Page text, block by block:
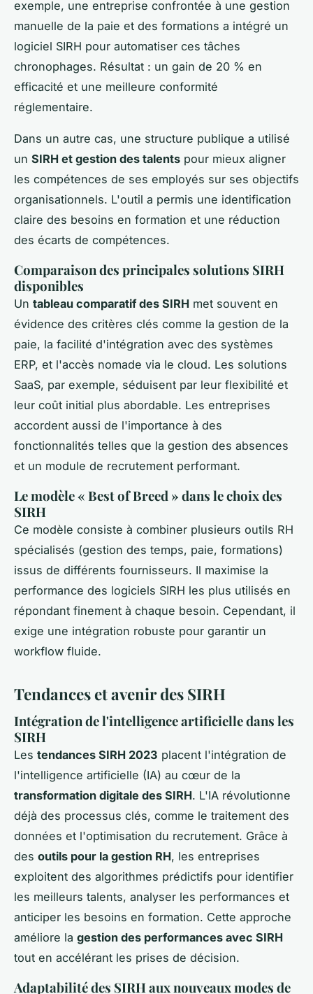
exemple, une entreprise confrontée à une gestion
manuelle de la paie et des formations a intégré un
logiciel SIRH pour automatiser ces tâches
chronophages. Résultat : un gain de 20 % en
efficacité et une meilleure conformité
réglementaire.
Dans un autre cas, une structure publique a utilisé
un SIRH et gestion des talents pour mieux aligner
les compétences de ses employés sur ses objectifs
organisationnels. L'outil a permis une identification
claire des besoins en formation et une réduction
des écarts de compétences.
Comparaison des principales solutions SIRH
disponibles
Un tableau comparatif des SIRH met souvent en
évidence des critères clés comme la gestion de la
paie, la facilité d'intégration avec des systèmes
ERP, et l'accès nomade via le cloud. Les solutions
SaaS, par exemple, séduisent par leur flexibilité et
leur coût initial plus abordable. Les entreprises
accordent aussi de l'importance à des
fonctionnalités telles que la gestion des absences
et un module de recrutement performant.
Le modèle « Best of Breed » dans le choix des
SIRH
Ce modèle consiste à combiner plusieurs outils RH
spécialisés (gestion des temps, paie, formations)
issus de différents fournisseurs. Il maximise la
performance des logiciels SIRH les plus utilisés en
répondant finement à chaque besoin. Cependant, il
exige une intégration robuste pour garantir un
workflow fluide.
Tendances et avenir des SIRH
Intégration de l'intelligence artificielle dans les
SIRH
Les tendances SIRH 2023 placent l'intégration de
l'intelligence artificielle (IA) au cœur de la
transformation digitale des SIRH. L'IA révolutionne
déjà des processus clés, comme le traitement des
données et l'optimisation du recrutement. Grâce à
des outils pour la gestion RH, les entreprises
exploitent des algorithmes prédictifs pour identifier
les meilleurs talents, analyser les performances et
anticiper les besoins en formation. Cette approche
améliore la gestion des performances avec SIRH
tout en accélérant les prises de décision.
Adaptabilité des SIRH aux nouveaux modes de